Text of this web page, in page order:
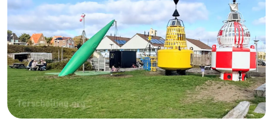
enfants
Nature
Passer
la
nuit
Appartements
-